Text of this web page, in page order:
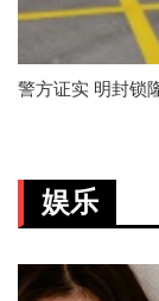
警方证实 明封锁
娱乐